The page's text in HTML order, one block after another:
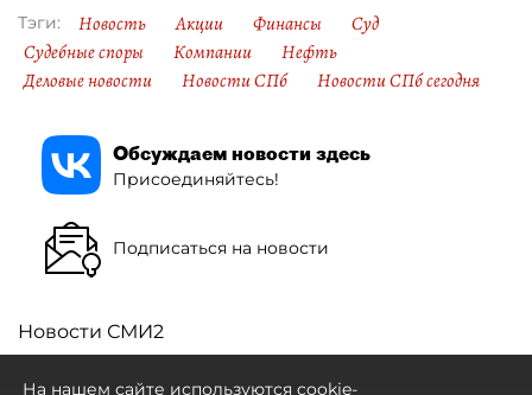
Тэги: Новость Акции Финансы
Суд
Судебные споры
Компании
Нефть
Деловые новости
Новости СПб Новости СПб сегодня
Обсуждаем новости здесь
Присоединяйтесь!
Подписаться на новости
Новости СМИ2
На нашем сайте используются cookie-